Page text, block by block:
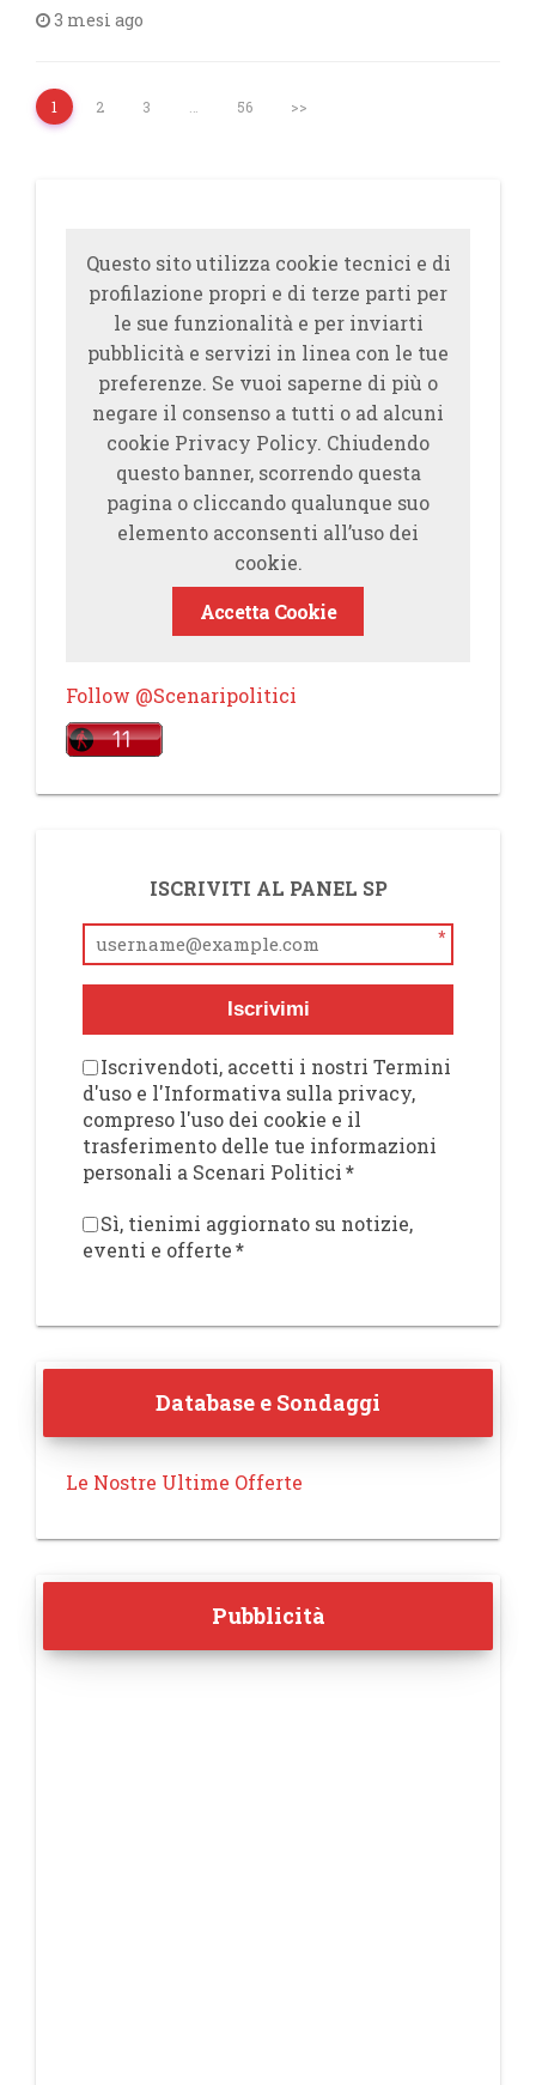
3 mesi ago
1 2 3 56 >>
Questo sito utilizza cookie tecnici e di
profilazione propri e di terze parti per
le sue funzionalità e per inviarti
pubblicità e servizi in linea con le tue
preferenze. Se vuoi saperne di più o
negare il consenso a tutti o ad alcuni
cookie Privacy Policy. Chiudendo
questo banner, scorrendo questa
pagina o cliccando qualunque suo
elemento acconsenti all’uso dei
cookie.
Accetta Cookie
Follow @Scenaripolitici
ISCRIVITI AL PANEL SP
*
Iscrivimi
Iscrivendoti, accetti i nostri Termini
d'uso e l'Informativa sulla privacy,
compreso l'uso dei cookie e il
trasferimento delle tue informazioni
personali a Scenari Politici*
Sì, tienimi aggiornato su notizie,
eventi e offerte*
Database e Sondaggi
Le Nostre Ultime Offerte
Pubblicità